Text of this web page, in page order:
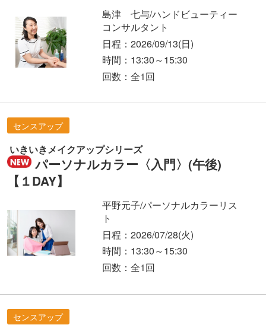
島津 七与/ハンドビューティー
コンサルタント
日程：2026/09/13(日)
時間：13:30～15:30
回数：全1回
センスアップ
いきいきメイクアップシリーズ
パーソナルカラー〈入門〉(午後)
【１DAY】
平野元子/パーソナルカラーリス
ト
日程：2026/07/28(火)
時間：13:30～15:30
回数：全1回
センスアップ